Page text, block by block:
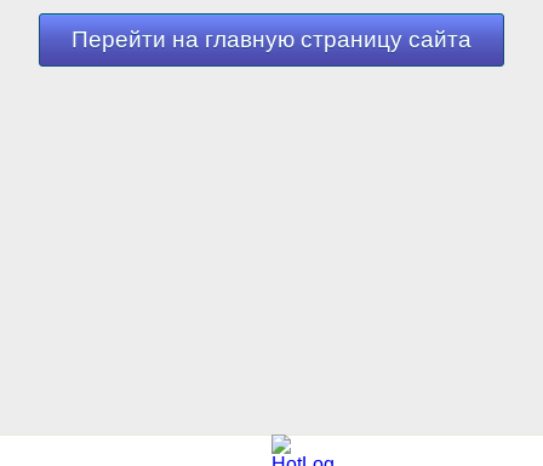
Перейти на главную страницу сайта